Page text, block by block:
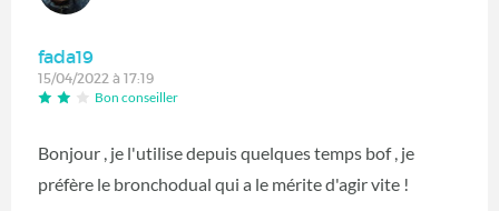
fada19
15/04/2022 à 17:19
Bon conseiller
Bonjour , je l'utilise depuis quelques temps bof , je
préfère le bronchodual qui a le mérite d'agir vite !